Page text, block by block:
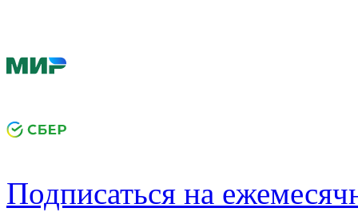
Подписаться на